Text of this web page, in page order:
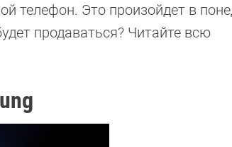
телефон. Это произойдет в
продаваться? Читайте всю